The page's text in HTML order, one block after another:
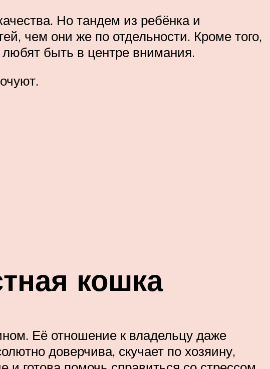
Но тандем из ребёнка и
чем они же по отдельности. Кроме того,
быть в центре внимания.
кошка
Её отношение к владельцу даже
доверчива, скучает по хозяину,